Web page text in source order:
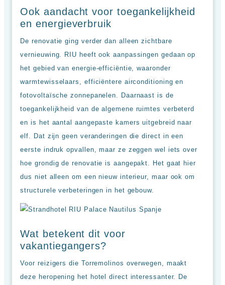
Ook aandacht voor toegankelijkheid
en energieverbruik
De renovatie ging verder dan alleen zichtbare
vernieuwing. RIU heeft ook aanpassingen gedaan op
het gebied van energie-efficiëntie, waaronder
warmtewisselaars, efficiëntere airconditioning en
fotovoltaïsche zonnepanelen. Daarnaast is de
toegankelijkheid van de algemene ruimtes verbeterd
en is het aantal aangepaste kamers uitgebreid naar
elf. Dat zijn geen veranderingen die direct in een
eerste indruk opvallen, maar ze zeggen wel iets over
hoe grondig de renovatie is aangepakt. Het gaat hier
dus niet alleen om een nieuw interieur, maar ook om
structurele verbeteringen in het gebouw.
Wat betekent dit voor
vakantiegangers?
Voor reizigers die Torremolinos overwegen, maakt
deze heropening het hotel direct interessanter. De